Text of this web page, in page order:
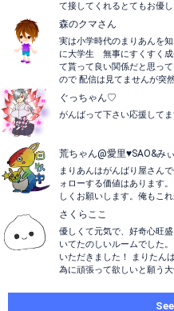
て接してくれるとてもお優し
森のクマさん
実は小学時代のまりあんを
に大学生 無事にすくすく成
て貰って良い関係だと思っ
ので 配信は見てませんが突
ぐっちゃん♡
がんばって下さい応援して
荒ちゃん@愛里♥️SAO&み
まりあんはがんばり屋さん
ォローする価値はあります
しくお願いします。俺もこ
さくらここ
優しくて元気で、好奇心旺
いてたのしいルームでした
いただきました！ まりたん
為に頑張って欲しいと願う